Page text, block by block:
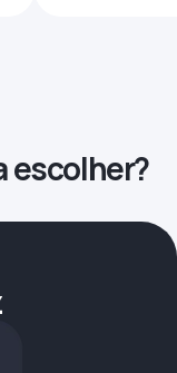
escolher?